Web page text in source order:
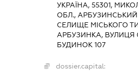
УКРАЇНА, 55301,
ОБЛ.,
СЕЛИЩЕ МІСЬКОГО
АРБУЗИНКА, ВУЛИЦЯ
БУДИНОК 107
dossier.capital: